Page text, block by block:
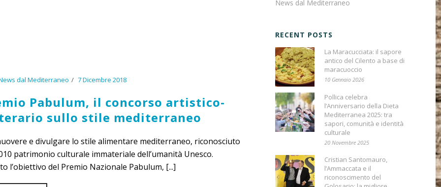
dal Mediterraneo 7 Dicembre 2018
Pabulum, il concorso artistico-
sullo stile mediterraneo
e divulgare lo stile alimentare mediterraneo, riconosciuto
patrimonio culturale immateriale dell’umanità Unesco.
l’obiettivo del Premio Nazionale Pabulum, [...]
News dal Mediterraneo
RECENT POSTS
La Maracucciata: il sapore
antico del Cilento a base di
maracuoccio
10 Gennaio 2026
Pollica celebra
l’Anniversario della Dieta
Mediterranea 2025: tra
sapori, comunità e identità
culturale
20 Novembre 2025
Cristian Santomauro,
l’Ammaccata e il
riconoscimento del